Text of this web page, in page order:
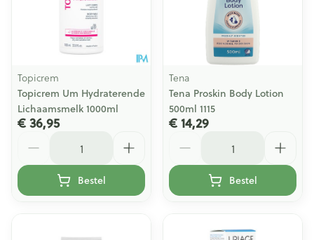
Topicrem
Topicrem Um Hydraterende
Lichaamsmelk 1000ml
€ 36,95
Bestel
Tena
Tena Proskin Body Lotion
500ml 1115
€ 14,29
Bestel